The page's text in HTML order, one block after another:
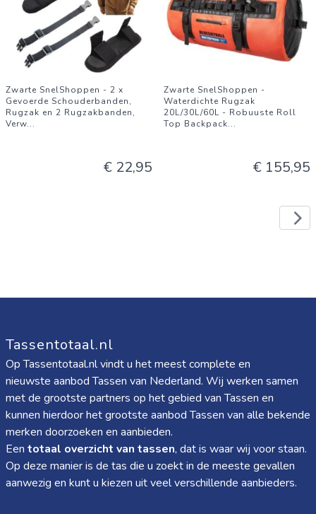
Zwarte SnelShoppen - 2 x
Gevoerde Schouderbanden,
Rugzak en 2 Rugzakbanden,
Verw...
€ 22,95
Zwarte SnelShoppen -
Waterdichte Rugzak
20L/30L/60L - Robuuste Roll
Top Backpack...
€ 155,95
Tassentotaal.nl
Op Tassentotaal.nl vindt u het meest complete en
nieuwste aanbod Tassen van Nederland. Wij werken samen
met de grootste partners op het gebied van Tassen en
kunnen hierdoor het grootste aanbod Tassen van alle bekende
merken doorzoeken en aanbieden.
Een totaal overzicht van tassen, dat is waar wij voor staan.
Op deze manier is de tas die u zoekt in de meeste gevallen
aanwezig en kunt u kiezen uit veel verschillende aanbieders.